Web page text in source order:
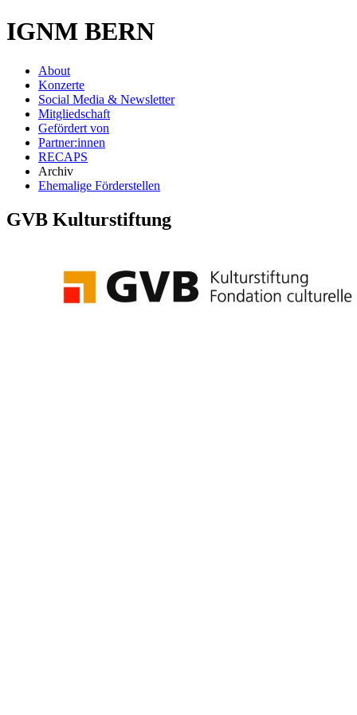
IGNM BERN
About
Konzerte
Social Media & Newsletter
Mitgliedschaft
Gefördert von
Partner:innen
RECAPS
Archiv
Ehemalige Förderstellen
GVB Kulturstiftung